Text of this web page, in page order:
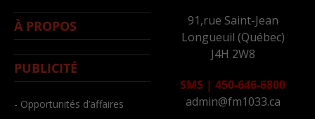
À PROPOS
PUBLICITÉ
- Opportunités d’affaires
91,rue Saint-Jean
Longueuil (Québec)
J4H 2W8
SMS | 450-646-6800
admin@fm1033.ca